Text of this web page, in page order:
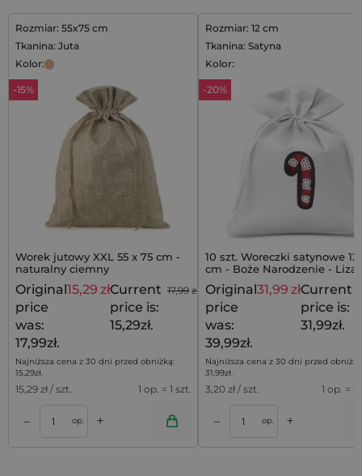
Rozmiar: 55x75 cm
Tkanina: Juta
Kolor:
-15%
Worek jutowy XXL 55 x 75 cm -
naturalny ciemny
17,99 zł
Original
price
was:
17,99zł.
15,29 złCurrent
price is:
15,29zł.
Najniższa cena z 30 dni przed obniżką:
15,29zł.
15,29 zł / szt. 1 op. = 1 szt.
– op. +
Rozmiar: 12 cm
Tkanina: Satyna
Kolor:
-20%
10 szt. Woreczki satynowe 12
cm - Boże Narodzenie -
Original
price
was:
39,99zł.
31,99 złCurrent
price is:
31,99zł.
Najniższa cena z 30 dni przed
31,99zł.
3,20 zł / szt. 1 op. =
– op. +
Dodaj do koszyka